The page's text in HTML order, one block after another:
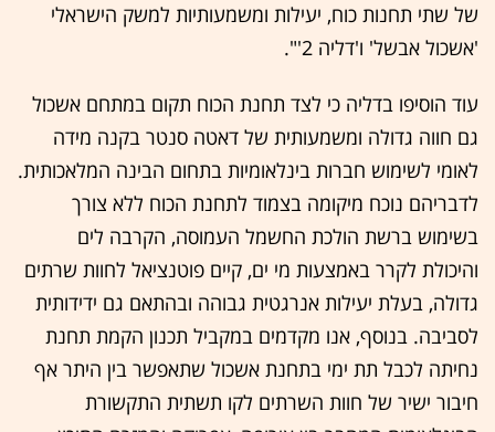
של שתי תחנות כוח, יעילות ומשמעותיות למשק הישראלי
'אשכול אבשל' ו'דליה 2'".
עוד הוסיפו בדליה כי לצד תחנת הכוח תקום במתחם אשכול
גם חווה גדולה ומשמעותית של דאטה סנטר בקנה מידה
לאומי לשימוש חברות בינלאומיות בתחום הבינה המלאכותית.
לדבריהם נוכח מיקומה בצמוד לתחנת הכוח ללא צורך
בשימוש ברשת הולכת החשמל העמוסה, הקרבה לים
והיכולת לקרר באמצעות מי ים, קיים פוטנציאל לחוות שרתים
גדולה, בעלת יעילות אנרגטית גבוהה ובהתאם גם ידידותית
לסביבה. בנוסף, אנו מקדמים במקביל תכנון הקמת תחנת
נחיתה לכבל תת ימי בתחנת אשכול שתאפשר בין היתר אף
חיבור ישיר של חוות השרתים לקו תשתית התקשורת